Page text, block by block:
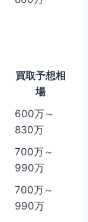
買取予想相
場
600万～
830万
700万～
990万
700万～
990万